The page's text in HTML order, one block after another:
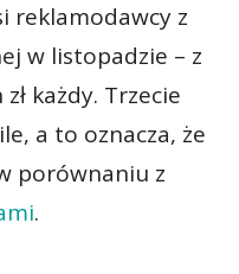
reklamodawcy z
w listopadzie – z
każdy. Trzecie
a to oznacza, że
porównaniu z
.